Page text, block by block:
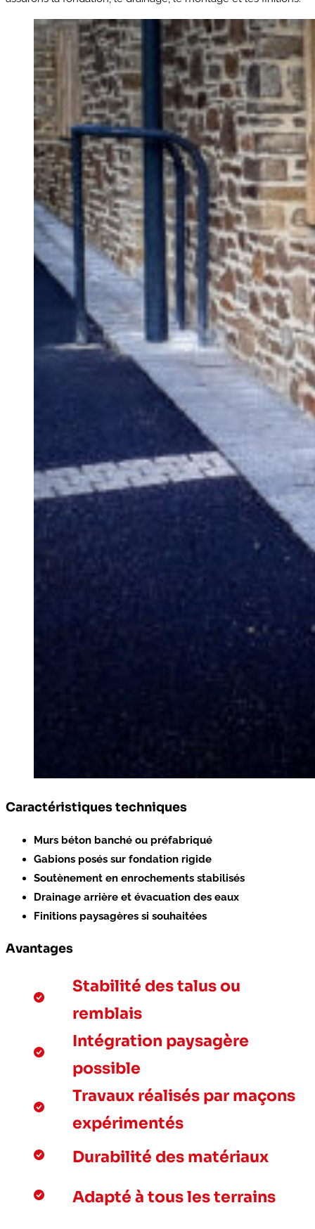
Caractéristiques techniques
Murs béton banché ou préfabriqué
Gabions posés sur fondation rigide
Soutènement en enrochements stabilisés
Drainage arrière et évacuation des eaux
Finitions paysagères si souhaitées
Avantages
Stabilité des talus ou
remblais
Intégration paysagère
possible
Travaux réalisés par maçons
expérimentés
Durabilité des matériaux
Adapté à tous les terrains